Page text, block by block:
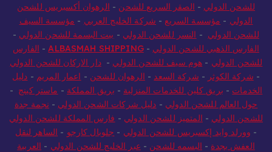
للشحن الدولي - الصقر السريع للشحن - الرهوان أكسبريس للشحن
الدولي - مؤسسة السريع - شركة الخليج العربي - مؤسسة السيف
للشحن الدولي - النسر للشحن الدولي - بيت البسمة للشحن الدولي -
الفارس الذهبي للشحن الدولي -
ALBASMAH SHIPPING
- الفارس
للشحن الدولي - هوم سيف للشحن الدولي -دار الاركان للشحن الدولي
- شركة الكوثر - شركة السعد - الرهوان للشحن - اعمار المريم - دليل
الخدمات - بريق كلين للخدمات المنزلية - بريق المملكة - ماستر كينج -
حول العالم للشحن الدولي - دليل شركات الشحن الدولي - نجمة جدة
للشحن الدولي - المتميز للشحن الدولي - فارس المملكة للشحن الدولي
- وورلد وايد إكسبريس للشحن الدولي - جلوبال كارجو - الساهر لنقل
العفش بجدة - البسمه للشحن - عبر الخليج للشحن الدولي - العربية